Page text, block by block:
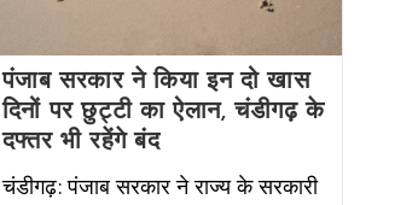
पंजाब सरकार ने किया इन दो खास
दिनों पर छुट्टी का ऐलान, चंडीगढ़ के
दफ्तर भी रहेंगे बंद
चंडीगढ़: पंजाब सरकार ने राज्य के सरकारी